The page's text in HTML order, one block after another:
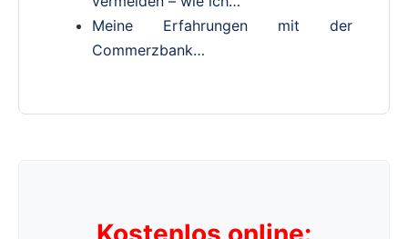
Meine Erfahrungen mit der
Commerzbank…